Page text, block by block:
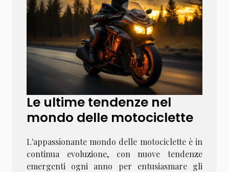
Le ultime tendenze nel
mondo delle motociclette
L'appassionante mondo delle motociclette è in
continua evoluzione, con nuove tendenze
emergenti ogni anno per entusiasmare gli